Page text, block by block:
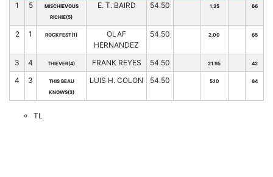
1
5
MISCHIEVOUS
RICHIE(5)
E. T. BAIRD 54.50 1.35 66
2 1 ROCKFEST(1)
OLAF
HERNANDEZ
54.50 2.00 65
3 4 THIEVER(4) FRANK REYES 54.50 21.95 42
4 3
THIS BEAU
KNOWS(3)
LUIS H. COLON 54.50 5.10 64
TL